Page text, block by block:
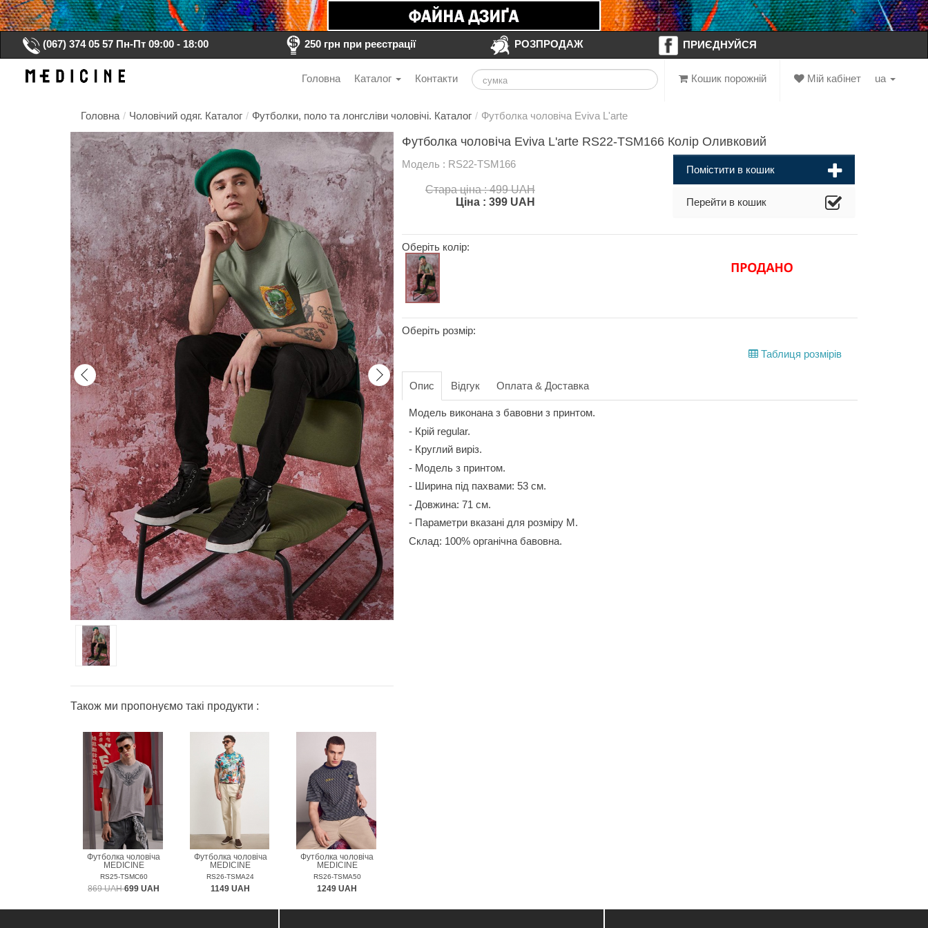
(067) 374 05 57 Пн-Пт 09:00 - 18:00 250 грн при реєстрації РОЗПРОДАЖ ПРИЄДНУЙСЯ
ua
Мій кабінет
Кошик порожній
Головна Каталог Контакти
Головна / Чоловічий одяг. Каталог / Футболки, поло та лонгсліви чоловічі. Каталог / Футболка чоловіча Eviva L'arte
Також ми пропонуємо такі продукти :
Футболка чоловіча
MEDICINE
RS25-TSMC60
869 UAH699 UAH
Футболка чоловіча
MEDICINE
RS26-TSMA24
1149 UAH
Футболка чоловіча
MEDICINE
RS26-TSMA50
1249 UAH
Футболка чоловіча Eviva L'arte RS22-TSM166 Колір Оливковий
Модель : RS22-TSM166
Стара ціна : 499 UAH
Ціна : 399 UAH
Помістити в кошик
Перейти в кошик
Оберіть колір:
Оберіть розмір:
Таблиця розмірів
Опис Відгук Оплата & Доставка
Модель виконана з бавовни з принтом.
- Крій regular.
- Круглий виріз.
- Модель з принтом.
- Ширина під пахвами: 53 см.
- Довжина: 71 см.
- Параметри вказані для розміру М.
Склад: 100% органічна бавовна.